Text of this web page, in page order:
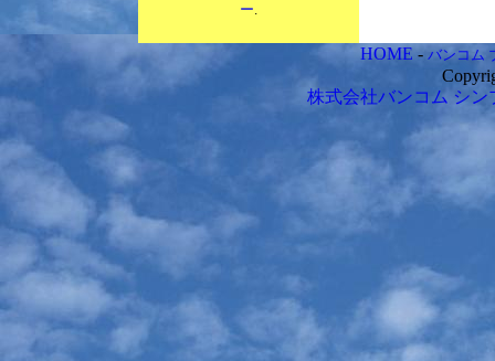
ー.
HOME-バンコム
株式会社バンコム シン